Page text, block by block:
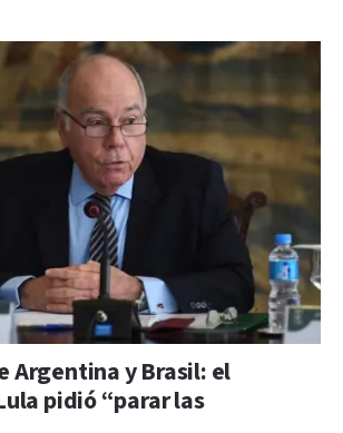
Argentina y Brasil: el
pidió “parar las